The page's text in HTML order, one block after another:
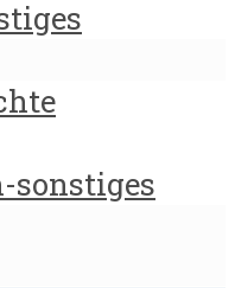
sonstiges